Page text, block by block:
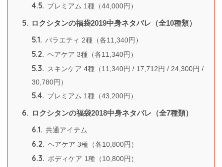
4.5. プレミアム 1種（44,000円）
5. ロクシタンの福袋2019中身ネタバレ（全10種類）
5.1. バラエティ 2種（各11,340円）
5.2. ヘアケア 3種（各11,340円）
5.3. スキンケア 4種（11,340円 / 17,712円 / 24,300円 /
30,780円）
5.4. プレミアム 1種（43,200円）
6. ロクシタンの福袋2018中身ネタバレ（全7種類）
6.1. 共通アイテム
6.2. ヘアケア 3種（各10,800円）
6.3. ボディケア 1種（10,800円）